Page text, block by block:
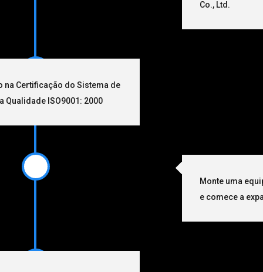
Co., Ltd.
na Certificação do Sistema de
Qualidade ISO9001: 2000
Monte uma
e comece a